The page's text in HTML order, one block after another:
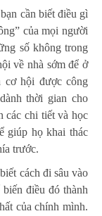
cần biết điều gì
của mọi người
số không trong
về nhà sớm để ở
cơ hội được công
thời gian cho
các chi tiết và học
giúp họ khai thác
trước.
cách đi sâu vào
điều đó thành
của chính mình.